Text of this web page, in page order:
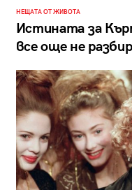
НЕЩАТА ОТ ЖИВОТА
Истината за
все още не